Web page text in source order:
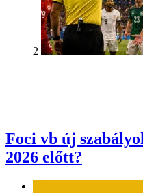
2
Foci vb új
2026 előtt?